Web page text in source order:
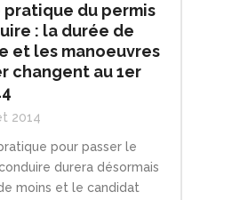
pratique du permis
: la durée de
et les manoeuvres
changent au 1er
2014
pour passer le
durera désormais
moins et le candidat